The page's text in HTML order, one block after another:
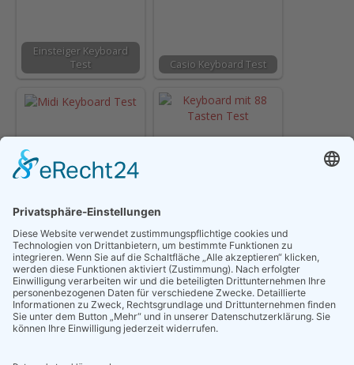
Einsteiger Keyboard
Test
Casio Keyboard Test
Keyboard mit